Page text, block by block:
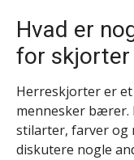
Hvad er
for
Herreskjorter er
mennesker bærer.
stilarter, farver og
diskutere nogle